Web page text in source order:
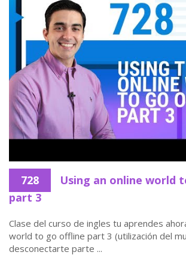
728
Using an online world
part 3
Clase del curso de ingles tu aprendes
world to go offline part 3 (utilización del
desconectarte parte ...